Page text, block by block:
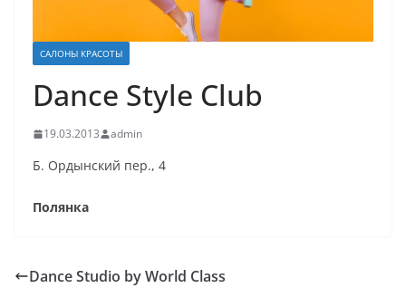
САЛОНЫ КРАСОТЫ
Dance Style Club
19.03.2013 admin
Б. Ордынский пер., 4
Полянка
Dance Studio by World Class